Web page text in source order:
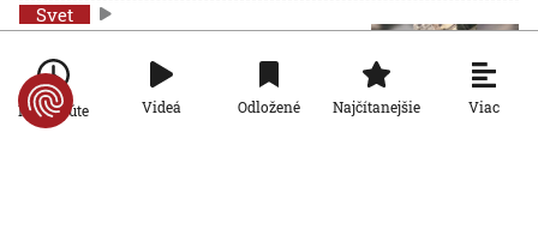
Svet
zeleniny v Chersone. Svet to musí
vidieť, apeluje Zelenskyj
5. 8. 2026, 19:22:05
Po minúte Videá Odložené Najčítanejšie Viac